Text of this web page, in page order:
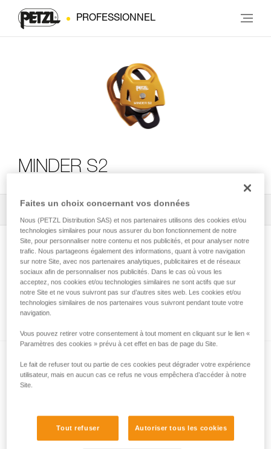
PROFESSIONNEL
MINDER S2
Tous les conseils techniques 2
Comment calculer le rapport de mouflage
Tests d’efficacité et rendement de mouflages
avec MAESTRO, I’D S, PRO TRAXION,
Faites un choix concernant vos données
Nous (PETZL Distribution SAS) et nos partenaires utilisons des cookies et/ou
technologies similaires pour nous assurer du bon fonctionnement de notre
Site, pour personnaliser notre contenu et nos publicités, et pour analyser notre
trafic. Nous partageons également des informations, quant à votre navigation
sur notre Site, avec nos partenaires analytiques, publicitaires et de réseaux
sociaux afin de personnaliser nos publicités. Dans le cas où vous les
acceptez, nos cookies et/ou technologies similaires ne sont actifs que sur
notre Site et ne vous suivront pas sur d’autres sites web. Les cookies et/ou
technologies similaires de nos partenaires vous suivront pendant toute votre
navigation.
Vous pouvez retirer votre consentement à tout moment en cliquant sur le lien «
Paramètres des cookies » prévu à cet effet en bas de page du Site.
Le fait de refuser tout ou partie de ces cookies peut dégrader votre expérience
utilisateur, mais en aucun cas ce refus ne vous empêchera d’accéder à notre
Site.
Tout refuser Autoriser tous les cookies